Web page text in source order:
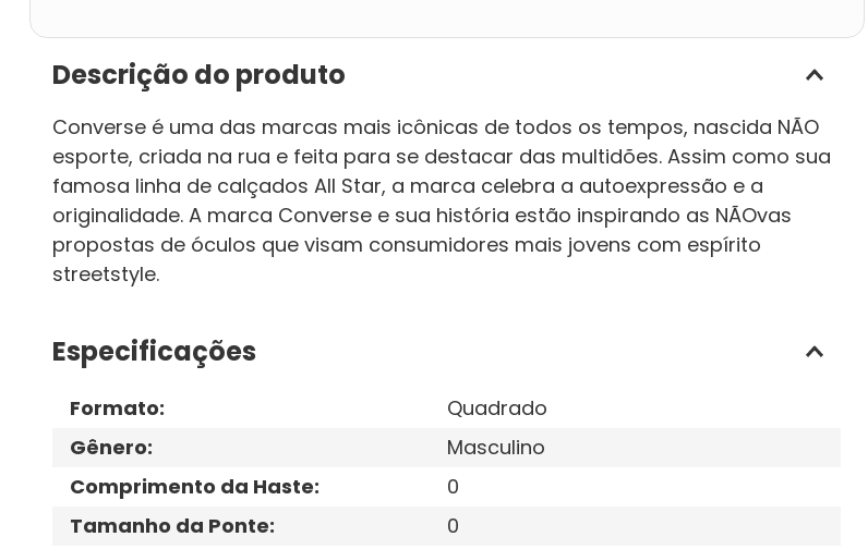
Descrição do produto
Converse é uma das marcas mais icônicas de todos os tempos, nascida NÃO
esporte, criada na rua e feita para se destacar das multidões. Assim como sua
famosa linha de calçados All Star, a marca celebra a autoexpressão e a
originalidade. A marca Converse e sua história estão inspirando as NÃOvas
propostas de óculos que visam consumidores mais jovens com espírito
streetstyle.
Especificações
Formato:
Quadrado
Gênero:
Masculino
Comprimento da Haste:
0
Tamanho da Ponte:
0